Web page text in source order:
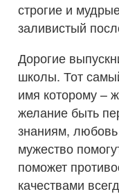
строгие и
заливистый
Дорогие
школы. Тот
имя которому –
желание быть
знаниям,
мужество
поможет
качествами